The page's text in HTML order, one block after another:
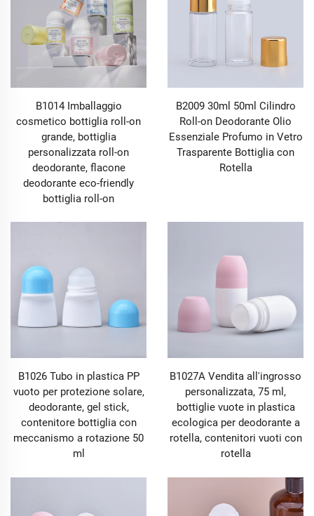
B1014 Imballaggio
cosmetico bottiglia roll-on
grande, bottiglia
personalizzata roll-on
deodorante, flacone
deodorante eco-friendly
bottiglia roll-on
B2009 30ml 50ml Cilindro
Roll-on Deodorante Olio
Essenziale Profumo in Vetro
Trasparente Bottiglia con
Rotella
B1026 Tubo in plastica PP
vuoto per protezione solare,
deodorante, gel stick,
contenitore bottiglia con
meccanismo a rotazione 50
ml
B1027A Vendita all'ingrosso
personalizzata, 75 ml,
bottiglie vuote in plastica
ecologica per deodorante a
rotella, contenitori vuoti con
rotella